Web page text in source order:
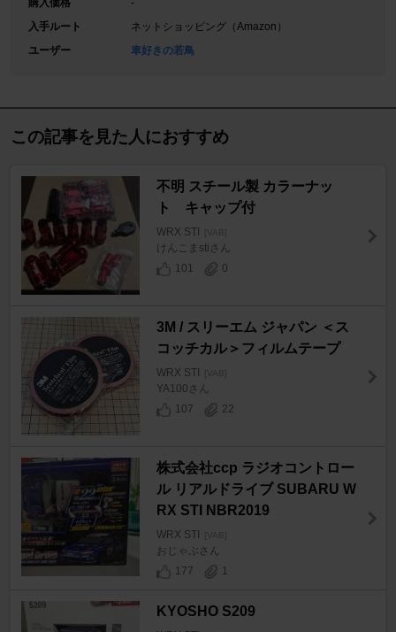
購入価格
-
入手ルート
ネットショッピング（Amazon）
ユーザー
車好きの若鳥
この記事を見た人におすすめ
不明 スチール製 カラーナッ
ト キャップ付
WRX STI [VAB]
けんこまstiさん
101
0
3M / スリーエム ジャパン ＜ス
コッチカル＞フィルムテープ
WRX STI [VAB]
YA100さん
107
22
株式会社ccp ラジオコントロー
ル リアルドライブ SUBARU W
RX STI NBR2019
WRX STI [VAB]
おじゃぶさん
177
1
KYOSHO S209